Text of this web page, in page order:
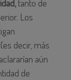
tanto de
Los
decir, más
aún
de